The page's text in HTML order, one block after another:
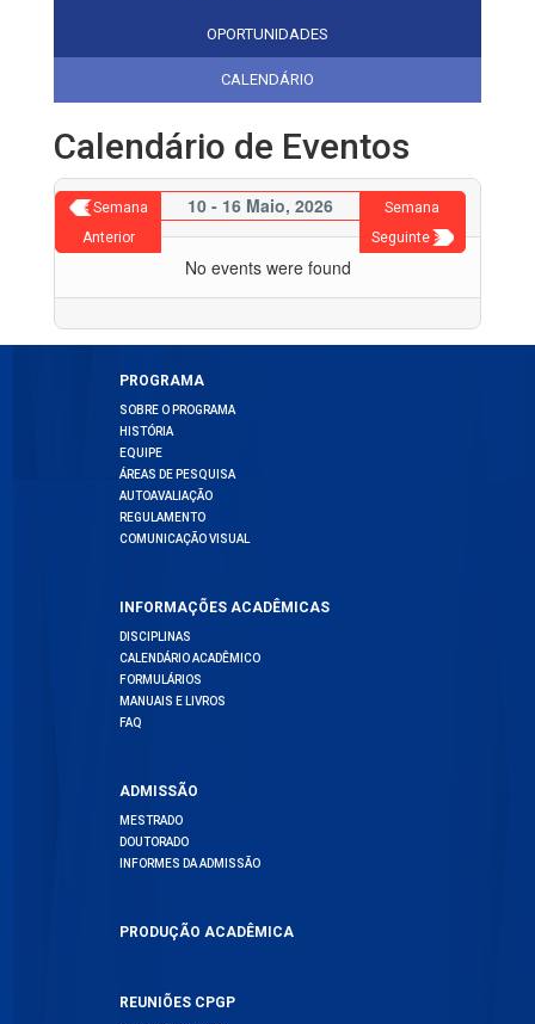
OPORTUNIDADES
CALENDÁRIO
Calendário de Eventos
< Semana
Anterior
10 - 16 Maio, 2026
Semana
Seguinte >
No events were found
PROGRAMA
SOBRE O PROGRAMA
HISTÓRIA
EQUIPE
ÁREAS DE PESQUISA
AUTOAVALIAÇÃO
REGULAMENTO
COMUNICAÇÃO VISUAL
INFORMAÇÕES ACADÊMICAS
DISCIPLINAS
CALENDÁRIO ACADÊMICO
FORMULÁRIOS
MANUAIS E LIVROS
FAQ
ADMISSÃO
MESTRADO
DOUTORADO
INFORMES DA ADMISSÃO
PRODUÇÃO ACADÊMICA
REUNIÕES CPGP